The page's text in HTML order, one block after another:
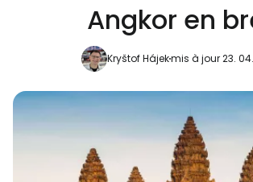
Angkor en
Kryštof Hájekmis à jour 23.
Continuer avec
Continuer avec
Poursuivre avec le